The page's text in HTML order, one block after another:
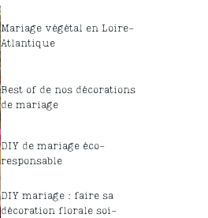
Mariage végétal en Loire-
Atlantique
Best of de nos décorations
de mariage
DIY de mariage éco-
responsable
DIY mariage : faire sa
décoration florale soi-